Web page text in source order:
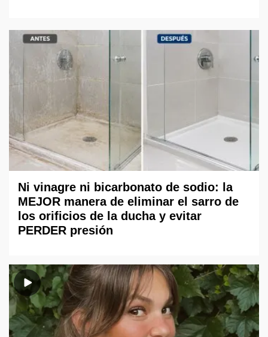
Ni vinagre ni bicarbonato de sodio: la
MEJOR manera de eliminar el sarro de
los orificios de la ducha y evitar
PERDER presión